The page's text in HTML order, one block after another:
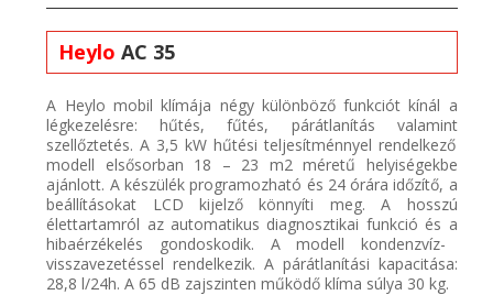
Heylo AC 35
A Heylo mobilklímája négy különböző funkciót kínál a
légkezelésre: hűtés, fűtés, párátlanítás valamint
szellőztetés. A 3,5 kW hűtési teljesítménnyel rendelkező
modell elsősorban 18 – 23 m2 méretű helyiségekbe
ajánlott. A készülék programozható és 24 órára időzítő, a
beállításokat LCD kijelző könnyíti meg. A hosszú
élettartamról az automatikus diagnosztikai funkció és a
hibaérzékelés gondoskodik. A modell kondenzvíz-
visszavezetéssel rendelkezik. A párátlanítási kapacitása:
28,8 l/24h. A 65 dB zajszinten működőklíma súlya 30 kg.